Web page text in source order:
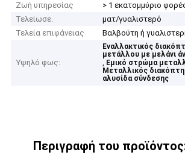
Ζωή υπηρεσίας
> 1 εκατομμύριο
Τελείωσε.
ματ/γυαλιστερό
Τελεία επιφάνειας
Βαλβούτη ή
Υψηλό φως:
Εναλλακτικός
μετάλλου με μελάνι
, Εμικό στρώμα
Μεταλλικός
αλυσίδα σύνδεσης
Περιγραφή του